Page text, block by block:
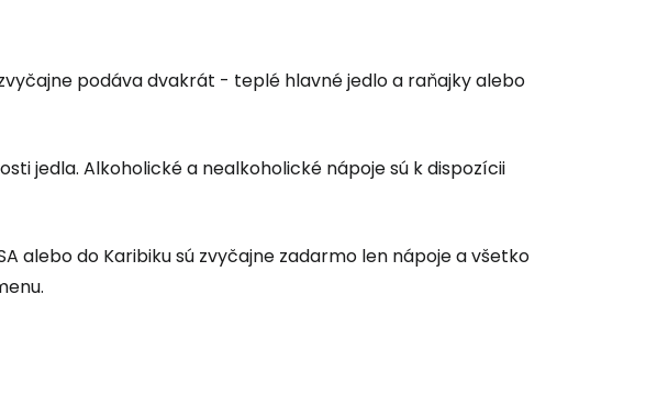
podáva dvakrát - teplé hlavné jedlo a raňajky alebo
jedla. Alkoholické a nealkoholické nápoje sú k dispozícii
alebo do Karibiku sú zvyčajne zadarmo len nápoje a všetko